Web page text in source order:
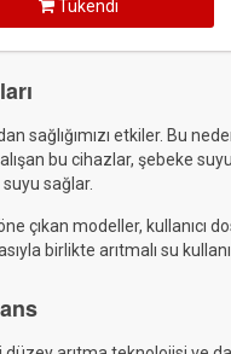
Tükendi
etkiler. Bu
bu cihazlar, şebeke
sağlar.
çıkan modeller,
birlikte arıtmalı su